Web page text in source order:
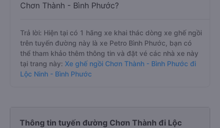
Chơn Thành - Bình Phước?
Trả lời: Hiện tại có 1 hãng xe khai thác dòng xe ghế ngồi
trên tuyến đường này là xe Petro Bình Phước, bạn có
thể tham khảo thêm thông tin và đặt vé các nhà xe này
tại trang này: Xe ghế ngồi Chơn Thành - Bình Phước đi
Lộc Ninh - Bình Phước
Thông tin tuyến đường Chơn Thành đi Lộc